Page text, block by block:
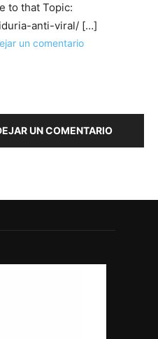
to that Topic:
anti-viral/ […]
un comentario
UN COMENTARIO